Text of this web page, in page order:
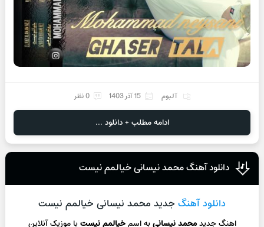
آلبوم 15 آذر 1403 0 نظر
ادامه مطلب + دانلود ...
دانلود آهنگ محمد نیسانی خیالمم نیست
دانلود آهنگ جدید محمد نیسانی خیالمم نیست
اهنگ جدیدمحمد نیسانیبه اسمخیالمم نیستبا موزیک آنلاین